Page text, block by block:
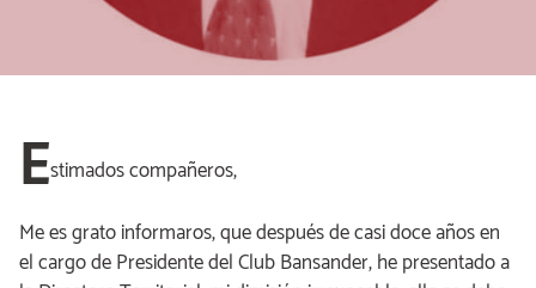
Estimados compañeros,
Me es grato informaros, que después de casi doce años en
el cargo de Presidente del Club Bansander, he presentado a